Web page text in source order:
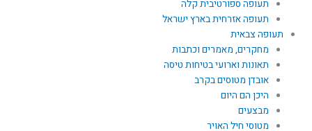
תעופה ספורטיבית קלה
תעופה אזרחית בארץ ישראל
תעופה צבאית
מחקרים, מאמרים וכתבות
תאונות וארועי בטיחות טיסה
אובדן מטוסים בקרב
היכן הם היום
מבצעים
מטוסי חיל האויר